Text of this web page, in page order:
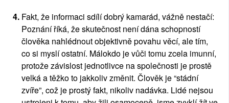
Poznání říká, že skutečnost není dána schopností
člověka nahlédnout objektivně povahu věcí, ale tím,
co si myslí ostatní. Málokdo je vůči tomu zcela imunní,
protože závislost jednotlivce na společnosti je prostě
velká a těžko to jakkoliv změnit. Člověk je “stádní
zvíře”, což je prostý fakt, nikoliv nadávka. Lidé nejsou